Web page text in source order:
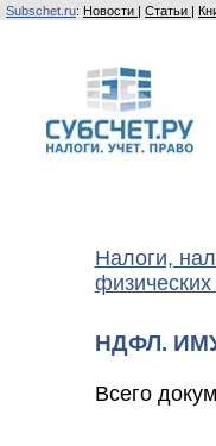
Subschet.ru: Новости | Статьи |
Налоги,
НДФЛ.
Всего